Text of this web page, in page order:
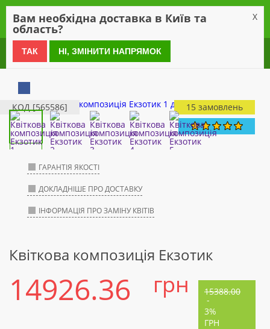
0 800 21 54 55
КОД [565586] 15 замовлень
ГАРАНТІЯ ЯКОСТІ
ДОКЛАДНІШЕ ПРО ДОСТАВКУ
ІНФОРМАЦІЯ ПРО ЗАМІНУ КВІТІВ
Квіткова композиція Екзотик
14926.36 грн 15388.00
-
3%
ГРН
Вам необхідна доставка в Київ та
область?
X
ТАК НІ, ЗМІНИТИ НАПРЯМОК